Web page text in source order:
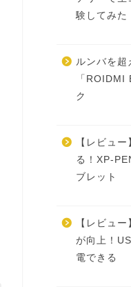
験してみた
ルンバを超
「ROIDMI
ク
【レビュ
る！XP-
ブレット
【レビュ
が向上！
電できる